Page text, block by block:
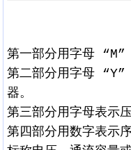
第一部分用字母 “M”
第二部分用字母 “Y”
器。
第三部分用字母表示
第四部分用数字表示